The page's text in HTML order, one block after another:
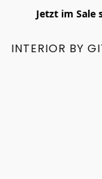
Jetzt im Sale
INTERIOR BY